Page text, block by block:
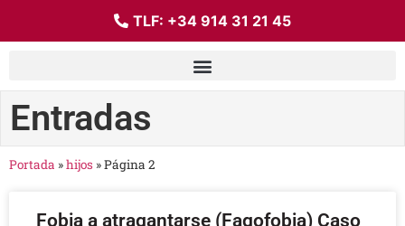
TLF: +34 914 31 21 45
Entradas
Portada »hijos »Página 2
Fobia a atragantarse (Fagofobia) Caso